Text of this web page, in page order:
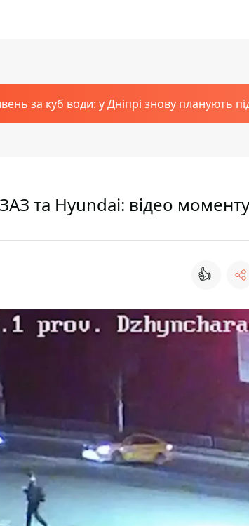
за куб води: у Дніпрі знову планують
та Hyundai: відео моменту
👍